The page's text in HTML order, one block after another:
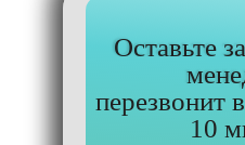
Оставьте
перезвонит
10